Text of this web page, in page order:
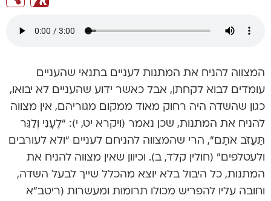
המצווה להניח את המתנות לעניים בתנאי שהעניים
עומדים לבוא לקחתן, אבל כאשר ידוע שהעניים לא יבואו,
כגון שהשדה היה רחוק מאוד ממקום מגוריהם, אין מצווה
להניח את המתנות, שכן נאמר (ויקרא יט, י): “לֶעָנִי וְלַגֵּר
תַּעֲזֹב אֹתָם”, הרי שהמצווה להניחם לעניים “ולא לעורבים
ולעטלפים” (חולין קלד, ב). וכיוון שאין מצווה להניח את
המתנות, כל היבול בלא יוצא מהכלל שייך לבעל השדה,
וחובה עליו להפריש מכולו תרומות ומעשרות (ריטב”א